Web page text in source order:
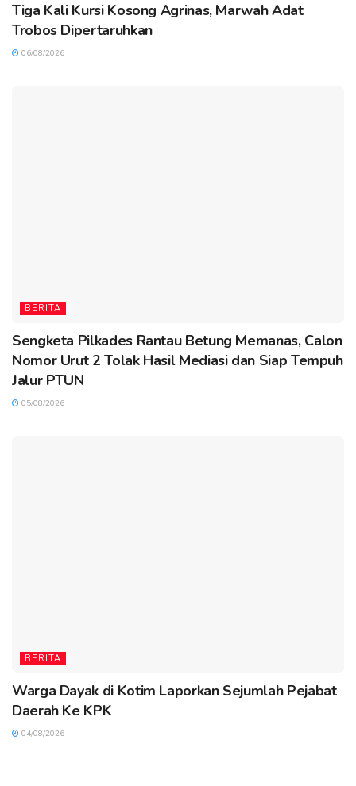
Tiga Kali Kursi Kosong Agrinas, Marwah Adat
Trobos Dipertaruhkan
06/08/2026
BERITA
Sengketa Pilkades Rantau Betung Memanas, Calon
Nomor Urut 2 Tolak Hasil Mediasi dan Siap Tempuh
Jalur PTUN
05/08/2026
BERITA
Warga Dayak di Kotim Laporkan Sejumlah Pejabat
Daerah Ke KPK
04/08/2026